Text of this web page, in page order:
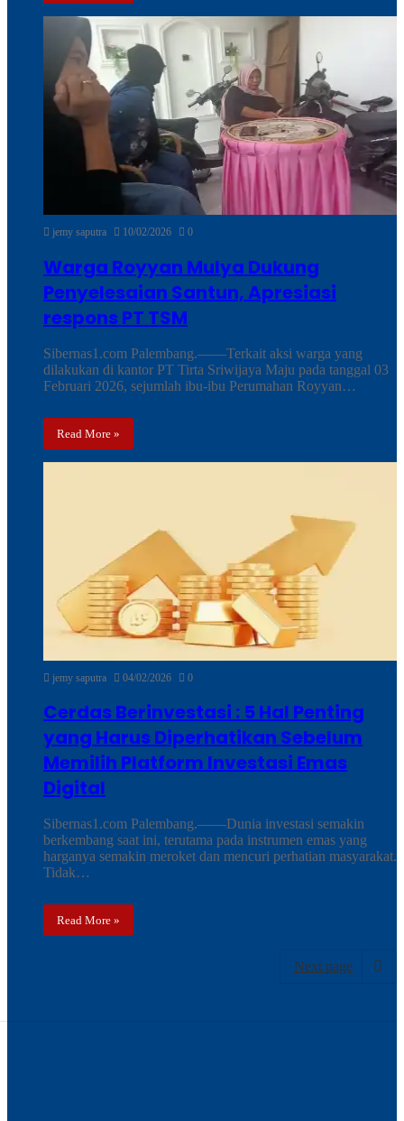
jemy saputra 10/02/2026 0
Warga Royyan Mulya Dukung
Penyelesaian Santun, Apresiasi
respons PT TSM
Sibernas1.com Palembang.——Terkait aksi warga yang
dilakukan di kantor PT Tirta Sriwijaya Maju pada tanggal 03
Februari 2026, sejumlah ibu-ibu Perumahan Royyan…
Read More »
jemy saputra 04/02/2026 0
Cerdas Berinvestasi : 5 Hal Penting
yang Harus Diperhatikan Sebelum
Memilih Platform Investasi Emas
Digital
Sibernas1.com Palembang.——Dunia investasi semakin
berkembang saat ini, terutama pada instrumen emas yang
harganya semakin meroket dan mencuri perhatian masyarakat.
Tidak…
Read More »
Next page